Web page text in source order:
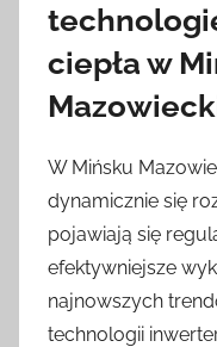
ciepła w
W Mińsku
dynamicznie się
pojawiają się
efektywniejsze
najnowszych
technologii